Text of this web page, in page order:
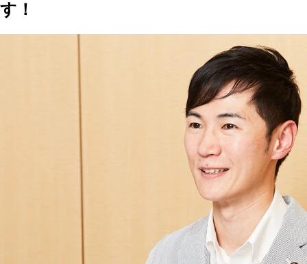
す！